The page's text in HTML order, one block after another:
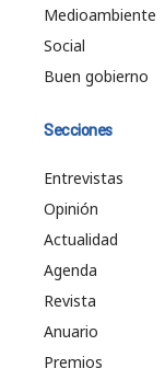
Medioambiente
Social
Buen gobierno
Secciones
Entrevistas
Opinión
Actualidad
Agenda
Revista
Anuario
Premios